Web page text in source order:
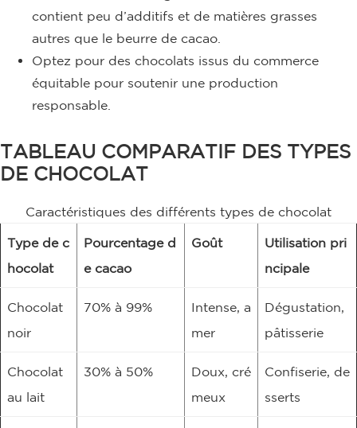
contient peu d’additifs et de matières grasses
autres que le beurre de cacao.
Optez pour des chocolats issus du commerce
équitable pour soutenir une production
responsable.
TABLEAU COMPARATIF DES TYPES
DE CHOCOLAT
Caractéristiques des différents types de chocolat
Type de c
hocolat
Pourcentage d
e cacao
Goût
Utilisation pri
ncipale
Chocolat
noir
70% à 99%
Intense, a
mer
Dégustation,
pâtisserie
Chocolat
au lait
30% à 50%
Doux, cré
meux
Confiserie, de
sserts